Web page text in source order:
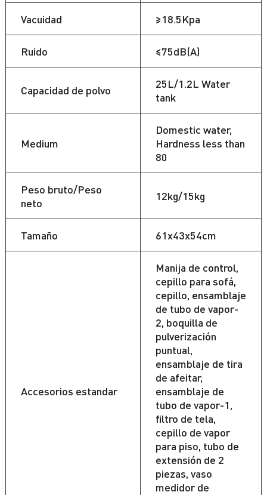
Vacuidad ≥18.5Kpa
Ruido ≤75dB(A)
Capacidad de polvo
25L/1.2L Water
tank
Medium
Domestic water,
Hardness less than
80
Peso bruto/Peso
neto
12kg/15kg
Tamaño 61x43x54cm
Accesorios estandar
Manija de control,
cepillo para sofá,
cepillo, ensamblaje
de tubo de vapor-
2, boquilla de
pulverización
puntual,
ensamblaje de tira
de afeitar,
ensamblaje de
tubo de vapor-1,
filtro de tela,
cepillo de vapor
para piso, tubo de
extensión de 2
piezas, vaso
medidor de